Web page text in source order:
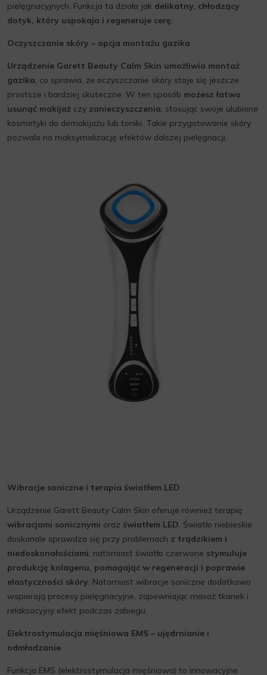
pielęgnacyjnych. Funkcja ta działa jak delikatny, chłodzący
dotyk, który uspokaja i regeneruje cerę.
Oczyszczanie skóry – opcja montażu gazika
Urządzenie Garett Beauty Calm Skin umożliwia montaż
gazika, co sprawia, że oczyszczanie skóry staje się jeszcze
prostsze i bardziej skuteczne. W ten sposób możesz łatwo
usunąć makijaż czy zanieczyszczenia, stosując swoje ulubione
kosmetyki do demakijażu lub toniki. Takie przygotowanie skóry
pozwala na maksymalizację efektów dalszej pielęgnacji.
Wibracje soniczne i terapia światłem LED
Urządzenie Garett Beauty Calm Skin oferuje również terapię
wibracjami sonicznymi oraz światłem LED. Światło niebieskie
doskonale sprawdza się przy problemach z trądzikiem i
niedoskonałościami, natomiast światło czerwone stymuluje
produkcję kolagenu, pomagając w regeneracji i poprawie
elastyczności skóry. Natomiast wibracje soniczne dodatkowo
wspierają procesy pielęgnacyjne, zapewniając masaż tkanek i
relaksacyjny efekt podczas zabiegu.
Elektrostymulacja mięśniowa EMS – ujędrnianie i
odmładzanie
Funkcja EMS (elektrostymulacja mięśniowa) to innowacyjne